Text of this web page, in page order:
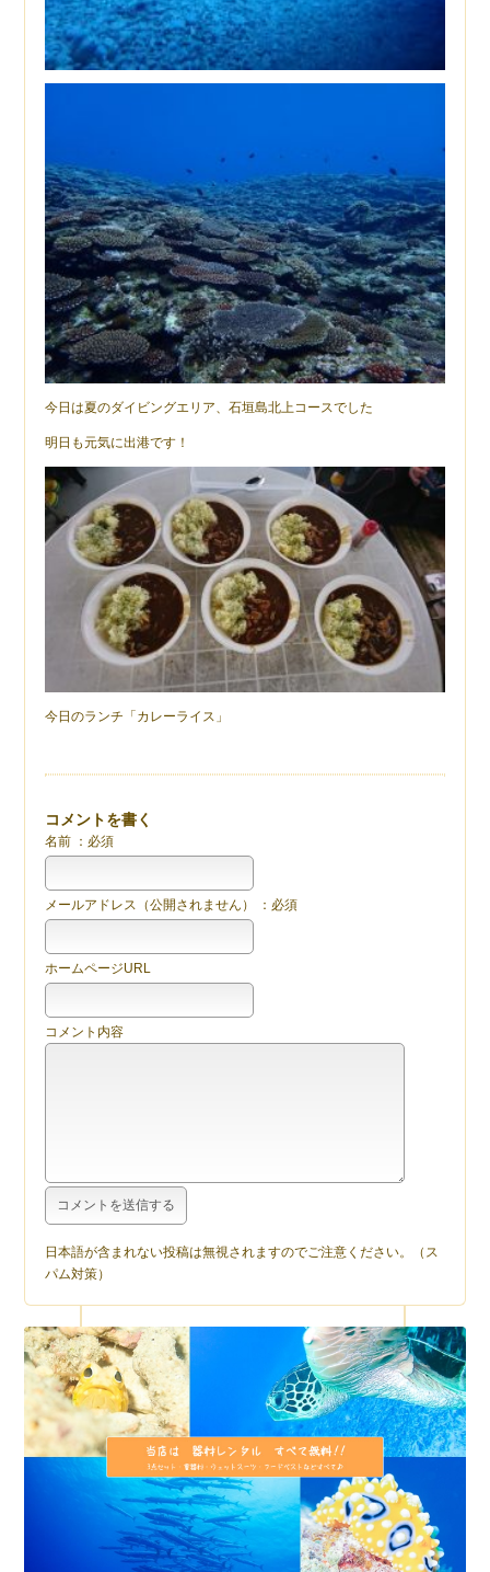
今日は夏のダイビングエリア、石垣島北上コースでした
明日も元気に出港です！
今日のランチ「カレーライス」
コメントを書く
名前 ：必須
メールアドレス（公開されません） ：必須
ホームページURL
コメント内容
日本語が含まれない投稿は無視されますのでご注意ください。（ス
パム対策）